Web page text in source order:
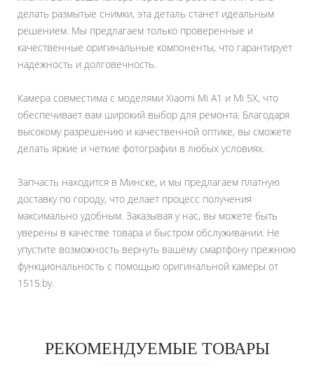
делать размытые снимки, эта деталь станет идеальным
решением. Мы предлагаем только проверенные и
качественные оригинальные компоненты, что гарантирует
надежность и долговечность.
Камера совместима с моделями Xiaomi Mi A1 и Mi 5X, что
обеспечивает вам широкий выбор для ремонта. Благодаря
высокому разрешению и качественной оптике, вы сможете
делать яркие и четкие фотографии в любых условиях.
Запчасть находится в Минске, и мы предлагаем платную
доставку по городу, что делает процесс получения
максимально удобным. Заказывая у нас, вы можете быть
уверены в качестве товара и быстром обслуживании. Не
упустите возможность вернуть вашему смартфону прежнюю
функциональность с помощью оригинальной камеры от
1515.by.
РЕКОМЕНДУЕМЫЕ ТОВАРЫ